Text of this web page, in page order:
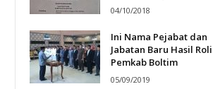
04/10/2018
Ini Nama Pejabat dan
Jabatan Baru Hasil
Pemkab Boltim
05/09/2019